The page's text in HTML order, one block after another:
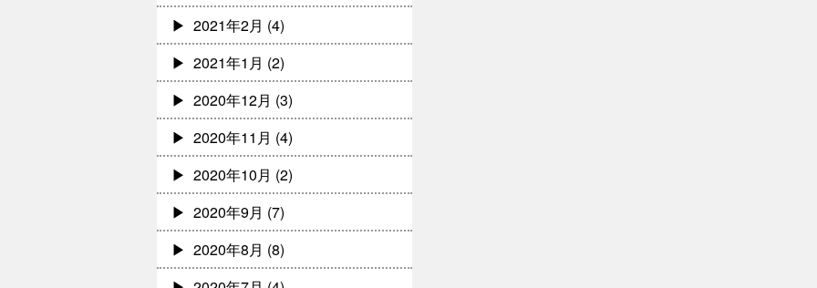
2021年2月 (4)
2021年1月 (2)
2020年12月 (3)
2020年11月 (4)
2020年10月 (2)
2020年9月 (7)
2020年8月 (8)